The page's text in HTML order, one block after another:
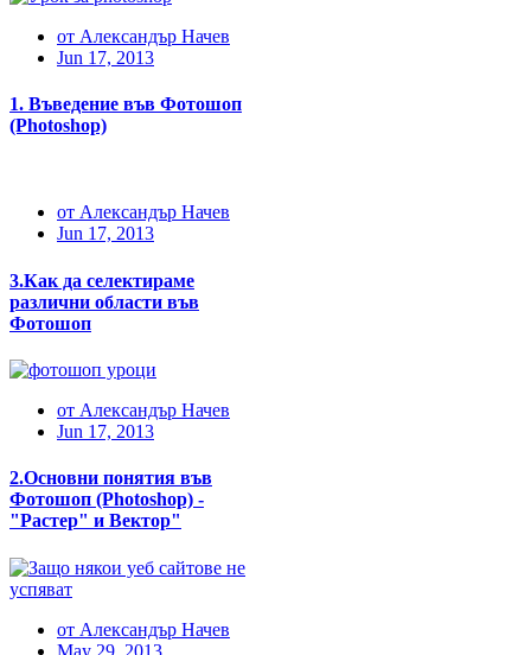
от Александър Начев
Jun 17, 2013
1. Въведение във Фотошоп
(Photоshop)
от Александър Начев
Jun 17, 2013
3.Как да селектираме
различни области във
Фотошоп
от Александър Начев
Jun 17, 2013
2.Основни понятия във
Фотошоп (Photoshop) -
"Растер" и Вектор"
от Александър Начев
May 29, 2013